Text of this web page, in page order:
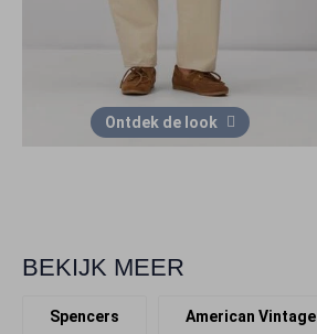
Ontdek de look
BEKIJK MEER
Spencers American Vintage